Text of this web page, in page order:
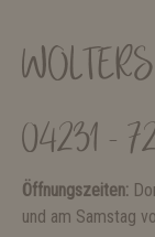
04231 -
Öffnungszeiten:
und am Samstag